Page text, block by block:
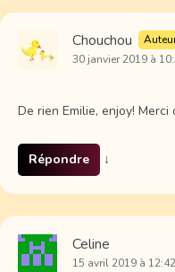
Chouchou
30 janvier 2019 à
De rien Emilie, enjoy! Merci
Répondre ↓
Celine
15 avril 2019 à 12:42